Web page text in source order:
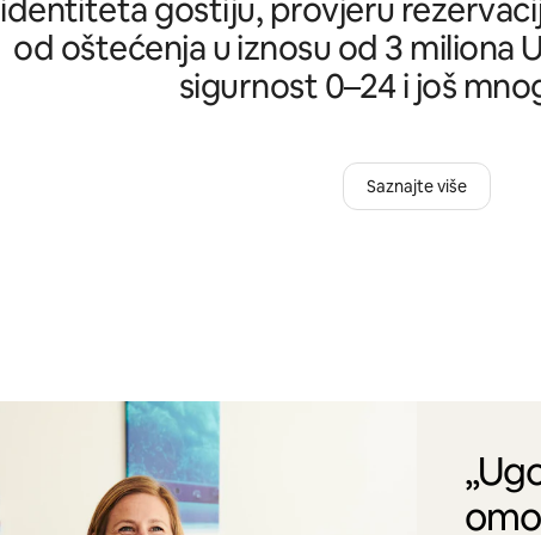
identiteta gostiju, provjeru
od oštećenja u iznosu od 3 miliona
sigurnost 0–24 i još
Saznajte više